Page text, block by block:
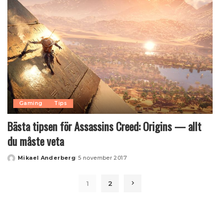
Gaming Tips
Bästa tipsen för Assassins Creed: Origins — allt
du måste veta
Posted
Mikael Anderberg 5 november 2017
1 2